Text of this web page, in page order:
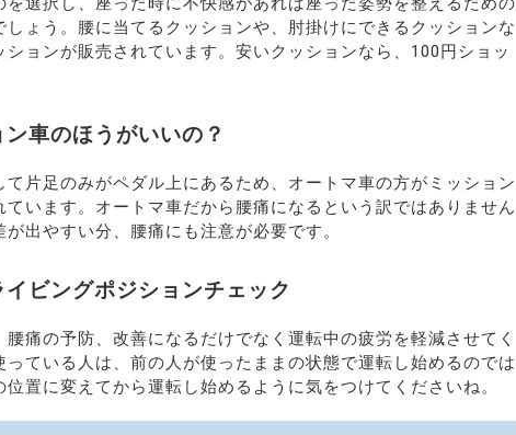
ょう。腰に当てるクッションや、肘掛けにできるクッションな
ョンが販売されています。安いクッションなら、100円ショッ
車のほうがいいの？
片足のみがペダル上にあるため、オートマ車の方がミッション
います。オートマ車だから腰痛になるという訳ではありません
出やすい分、腰痛にも注意が必要です。
ビングポジションチェック
痛の予防、改善になるだけでなく運転中の疲労を軽減させてく
ている人は、前の人が使ったままの状態で運転し始めるのでは
置に変えてから運転し始めるように気をつけてくださいね。